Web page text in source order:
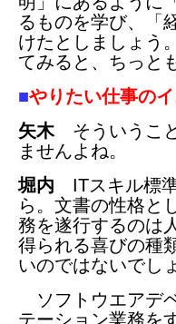
るものを学び、「
けたとしましょう
てみると、ちっと
■やりたい仕事の
矢木そういうこと
ませんよね。
堀内 ITスキル標
ら。文書の性格と
務を遂行するのは
得られる喜びの種
いのではないでし
ソフトウエアデ
テーション業務を